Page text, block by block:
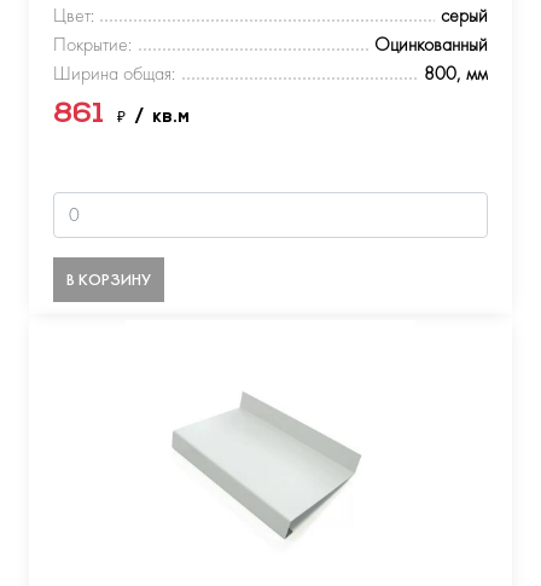
Цвет:
серый
Покрытие:
Оцинкованный
Ширина общая:
800, мм
861 ₽ / кв.м
В КОРЗИНУ